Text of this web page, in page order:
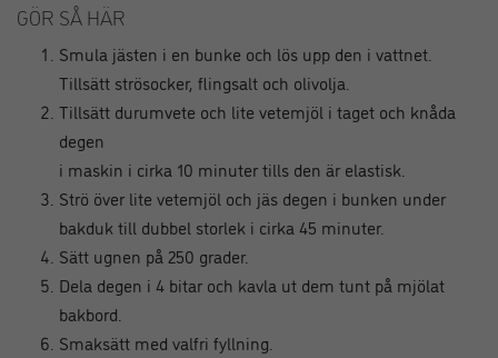
GÖR SÅ HÄR
Smula jästen i en bunke och lös upp den i vattnet.
Tillsätt strösocker, flingsalt och olivolja.
Tillsätt durumvete och lite vetemjöl i taget och knåda
degen
i maskin i cirka 10 minuter tills den är elastisk.
Strö över lite vetemjöl och jäs degen i bunken under
bakduk till dubbel storlek i cirka 45 minuter.
Sätt ugnen på 250 grader.
Dela degen i 4 bitar och kavla ut dem tunt på mjölat
bakbord.
Smaksätt med valfri fyllning.